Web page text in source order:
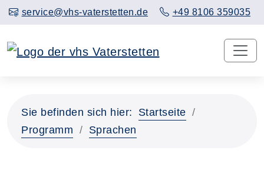
service@vhs-vaterstetten.de +49 8106 359035
Sie befinden sich hier:
Startseite
Programm
Sprachen